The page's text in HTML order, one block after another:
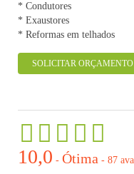
* Condutores
* Exaustores
* Reformas em telhados
SOLICITAR
10,0 - Ótima - 87